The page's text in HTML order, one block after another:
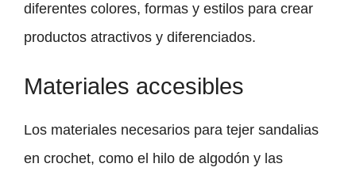
diferentes colores, formas y estilos para crear
productos atractivos y diferenciados.
Materiales accesibles
Los materiales necesarios para tejer sandalias
en crochet, como el hilo de algodón y las